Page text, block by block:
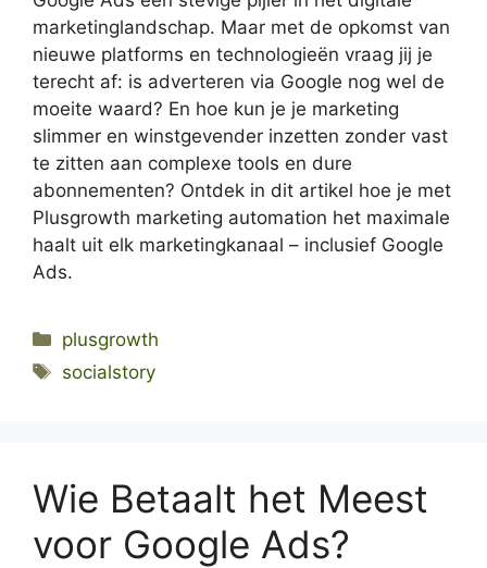
marketinglandschap. Maar met de opkomst van
nieuwe platforms en technologieën vraag jij je
terecht af: is adverteren via Google nog wel de
moeite waard? En hoe kun je je marketing
slimmer en winstgevender inzetten zonder vast
te zitten aan complexe tools en dure
abonnementen? Ontdek in dit artikel hoe je met
Plusgrowth marketing automation het maximale
haalt uit elk marketingkanaal – inclusief Google
Ads.
Categories
plusgrowth
Tags
socialstory
Wie Betaalt het Meest
voor Google Ads?